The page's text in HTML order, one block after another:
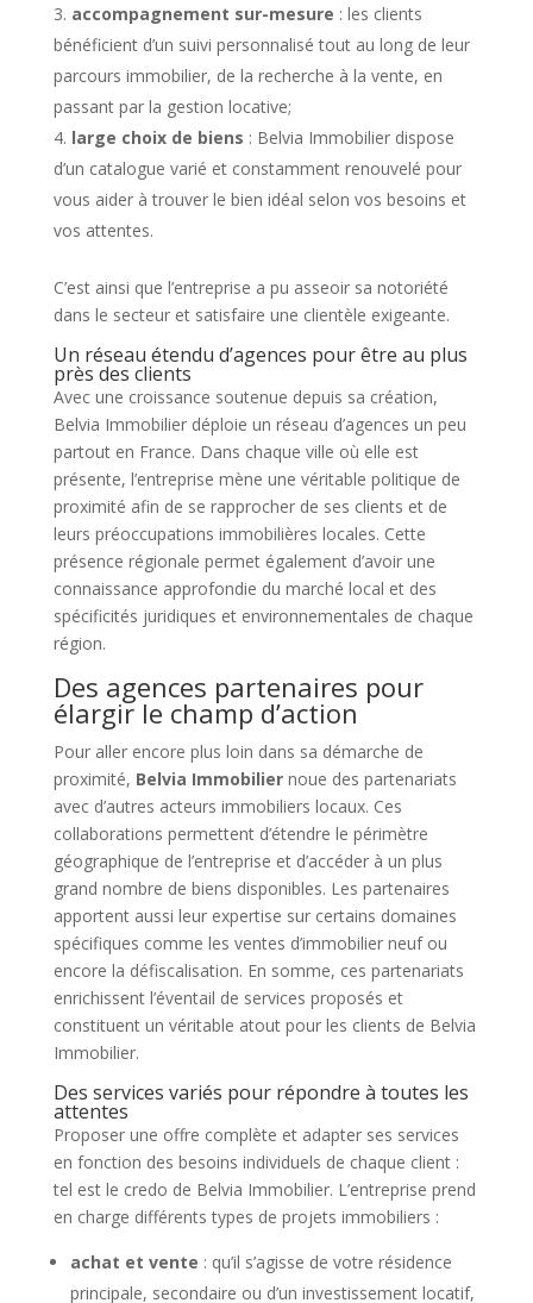
accompagnement sur-mesure : les clients
bénéficient d’un suivi personnalisé tout au long de leur
parcours immobilier, de la recherche à la vente, en
passant par la gestion locative;
large choix de biens : Belvia Immobilier dispose
d’un catalogue varié et constamment renouvelé pour
vous aider à trouver le bien idéal selon vos besoins et
vos attentes.
C’est ainsi que l’entreprise a pu asseoir sa notoriété
dans le secteur et satisfaire une clientèle exigeante.
Un réseau étendu d’agences pour être au plus
près des clients
Avec une croissance soutenue depuis sa création,
Belvia Immobilier déploie un réseau d’agences un peu
partout en France. Dans chaque ville où elle est
présente, l’entreprise mène une véritable politique de
proximité afin de se rapprocher de ses clients et de
leurs préoccupations immobilières locales. Cette
présence régionale permet également d’avoir une
connaissance approfondie du marché local et des
spécificités juridiques et environnementales de chaque
région.
Des agences partenaires pour
élargir le champ d’action
Pour aller encore plus loin dans sa démarche de
proximité, Belvia Immobiliernoue des partenariats
avec d’autres acteurs immobiliers locaux. Ces
collaborations permettent d’étendre le périmètre
géographique de l’entreprise et d’accéder à un plus
grand nombre de biens disponibles. Les partenaires
apportent aussi leur expertise sur certains domaines
spécifiques comme les ventes d’immobilier neuf ou
encore la défiscalisation. En somme, ces partenariats
enrichissent l’éventail de services proposés et
constituent un véritable atout pour les clients de Belvia
Immobilier.
Des services variés pour répondre à toutes les
attentes
Proposer une offre complète et adapter ses services
en fonction des besoins individuels de chaque client :
tel est le credo de Belvia Immobilier. L’entreprise prend
en charge différents types de projets immobiliers :
achat et vente : qu’il s’agisse de votre résidence
principale, secondaire ou d’un investissement locatif,